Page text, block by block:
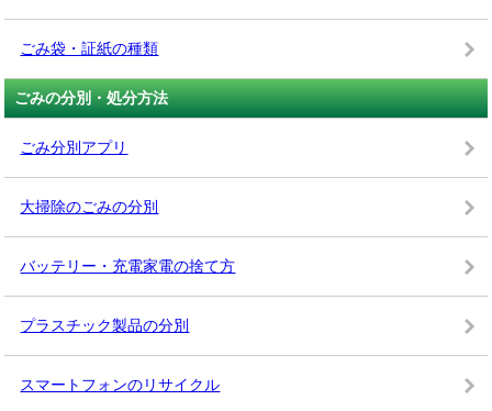
ごみ袋・証紙の種類
ごみの分別・処分方法
ごみ分別アプリ
大掃除のごみの分別
バッテリー・充電家電の捨て方
プラスチック製品の分別
スマートフォンのリサイクル